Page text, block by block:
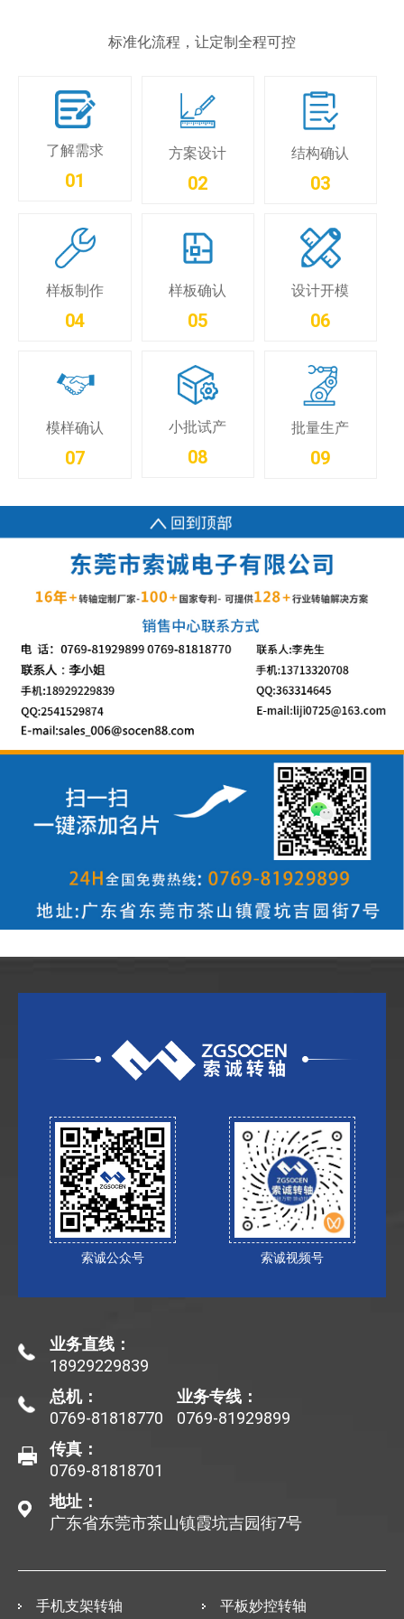
标准化流程，让定制全程可控
了解需求
01
方案设计
02
结构确认
03
样板制作
04
样板确认
05
设计开模
06
模样确认
07
小批试产
08
批量生产
09
索诚公众号 索诚视频号
业务直线：
18929229839
总机：
0769-81818770
业务专线：
0769-81929899
传真：
0769-81818701
地址：
广东省东莞市茶山镇霞坑吉园街7号
手机支架转轴 平板妙控转轴